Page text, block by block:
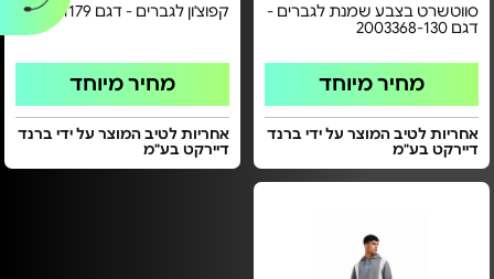
סווטשרט בצבע שמנת לגברים -
דגם 2003368-130
מחיר מיוחד
אחריות לטיב המוצר על ידי ברנד
דיירקט בע"מ
קפוצ'ון לגברים - דגם JM1179
מחיר מיוחד
אחריות לטיב המוצר על ידי ברנד
דיירקט בע"מ